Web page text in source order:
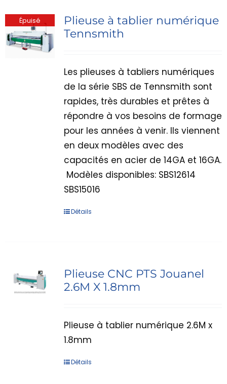
Épuisé
Plieuse à tablier numérique
Tennsmith
Les plieuses à tabliers numériques
de la série SBS de Tennsmith sont
rapides, très durables et prêtes à
répondre à vos besoins de formage
pour les années à venir. Ils viennent
en deux modèles avec des
capacités en acier de 14GA et 16GA.
Modèles disponibles: SBS12614
SBS15016
Détails
Plieuse CNC PTS Jouanel
2.6M X 1.8mm
Plieuse à tablier numérique 2.6M x
1.8mm
Détails